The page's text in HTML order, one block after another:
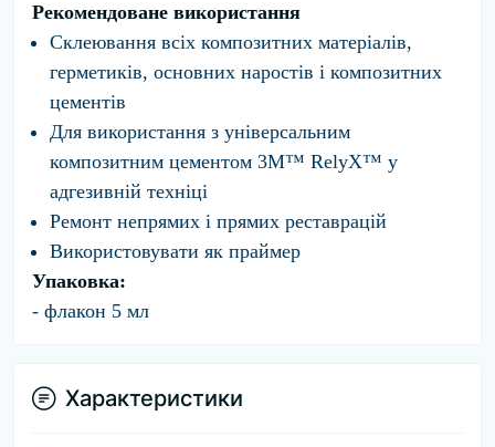
Рекомендоване використання
Склеювання всіх композитних матеріалів,
герметиків, основних наростів і композитних
цементів
Для використання з універсальним
композитним цементом 3M™ RelyX™ у
адгезивній техніці
Ремонт непрямих і прямих реставрацій
Використовувати як праймер
Упаковка:
- флакон 5 мл
Характеристики